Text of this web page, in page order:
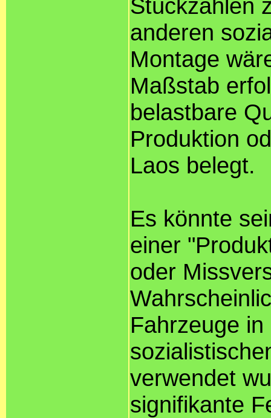
Stückzahlen
anderen
Montage
Maßstab
belastbare
Produktion
Laos belegt.
Es könnte
einer
oder
Fahrzeuge
verwendet
signifikante